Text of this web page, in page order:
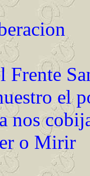
Frente
el
nos
o Mirir